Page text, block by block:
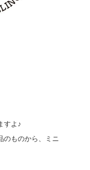
すよ♪
のものから、ミニ